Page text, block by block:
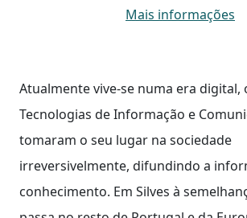
Mais informações
Atualmente vive-se numa era digital,
Tecnologias de Informação e
tomaram o seu lugar na sociedade
irreversivelmente, difundindo a
conhecimento. Em Silves à